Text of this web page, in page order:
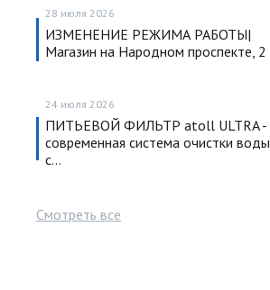
28 июля 2026
ИЗМЕНЕНИЕ РЕЖИМА РАБОТЫ|
Магазин на Народном проспекте, 2
24 июля 2026
ПИТЬЕВОЙ ФИЛЬТР atoll ULTRA -
современная система очистки воды
с…
Смотреть все